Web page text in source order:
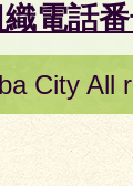
電話
City All